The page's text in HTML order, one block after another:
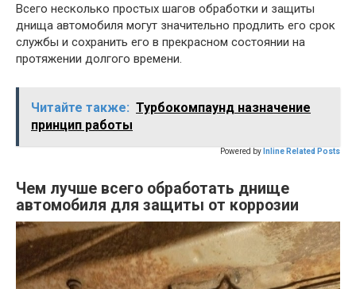
Всего несколько простых шагов обработки и защиты
днища автомобиля могут значительно продлить его срок
службы и сохранить его в прекрасном состоянии на
протяжении долгого времени.
Читайте также: Турбокомпаунд назначение
принцип работы
Powered by Inline Related Posts
Чем лучше всего обработать днище
автомобиля для защиты от коррозии